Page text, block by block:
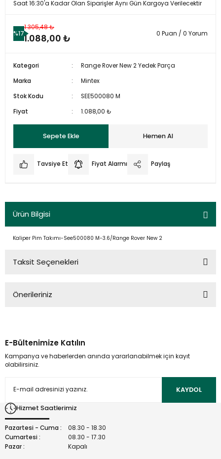
Saat 16:30'a Kadar Olan Siparişler Aynı Gün Kargoya Verilecektir
%17
1.305,48 ₺
1.088,00 ₺ 0 Puan / 0 Yorum
Kategori
Range Rover New 2 Yedek Parça
Marka
Mintex
Stok Kodu
SEE500080 M
Fiyat
1.088,00 ₺
Sepete Ekle Hemen Al
Tavsiye Et Fiyat Alarmı Paylaş
Ürün Bilgisi
Kaliper Pim Takımı-See500080 M-3.6/Range Rover New 2
Taksit Seçenekleri
Önerileriniz
kullanarak tarafımıza iletebilirsiniz.
Görüş ve önerileriniz için teşekkür ederiz.
Ürün açıklamasında eksik bilgiler bulunuyor.
Bu ürüne benzer farklı alternatifler olmalı.
E-Bültenimize Katılın
Kampanya ve haberlerden anında yararlanabilmek için kayıt
olabilirsiniz.
KAYDOL
Hizmet Saatlerimiz
Pazartesi - Cuma :
08.30 - 18.30
Cumartesi :
08.30 - 17.30
Pazar :
Kapalı